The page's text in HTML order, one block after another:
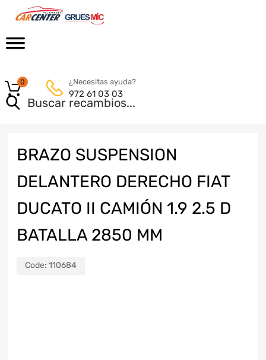
¿Necesitas ayuda?
972 61 03 03
0
BRAZO SUSPENSION
DELANTERO DERECHO FIAT
DUCATO II CAMIÓN 1.9 2.5 D
BATALLA 2850 MM
Code: 110684